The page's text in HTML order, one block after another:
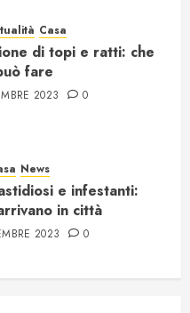
Casa
di topi e ratti: che
fare
2023 0
News
e infestanti:
in città
2023 0